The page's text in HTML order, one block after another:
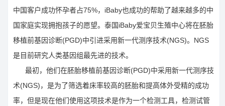
中国客户成功怀孕者占75%，iBaby也成功的帮助了越来越多的中
国家庭实现拥抱孩子的愿望。泰国iBaby爱宝贝生殖中心将在胚胎
移植前基因诊断(PGD)中引进采用新一代测序技术(NGS)。NGS
是目前研究人类基因组最先进的技术。
最初，他们在胚胎移植前基因诊断(PGD)中采用新一代测序技
术(NGS)，是为了筛选着床率较高的胚胎和提高体外受精的成功
率，但是现在他们使用这项技术是作为一个检测工具，检测试管